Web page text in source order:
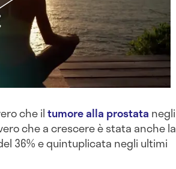
che iltumore alla prostata negli
che a crescere è stata anche la
36% e quintuplicata negli ultimi